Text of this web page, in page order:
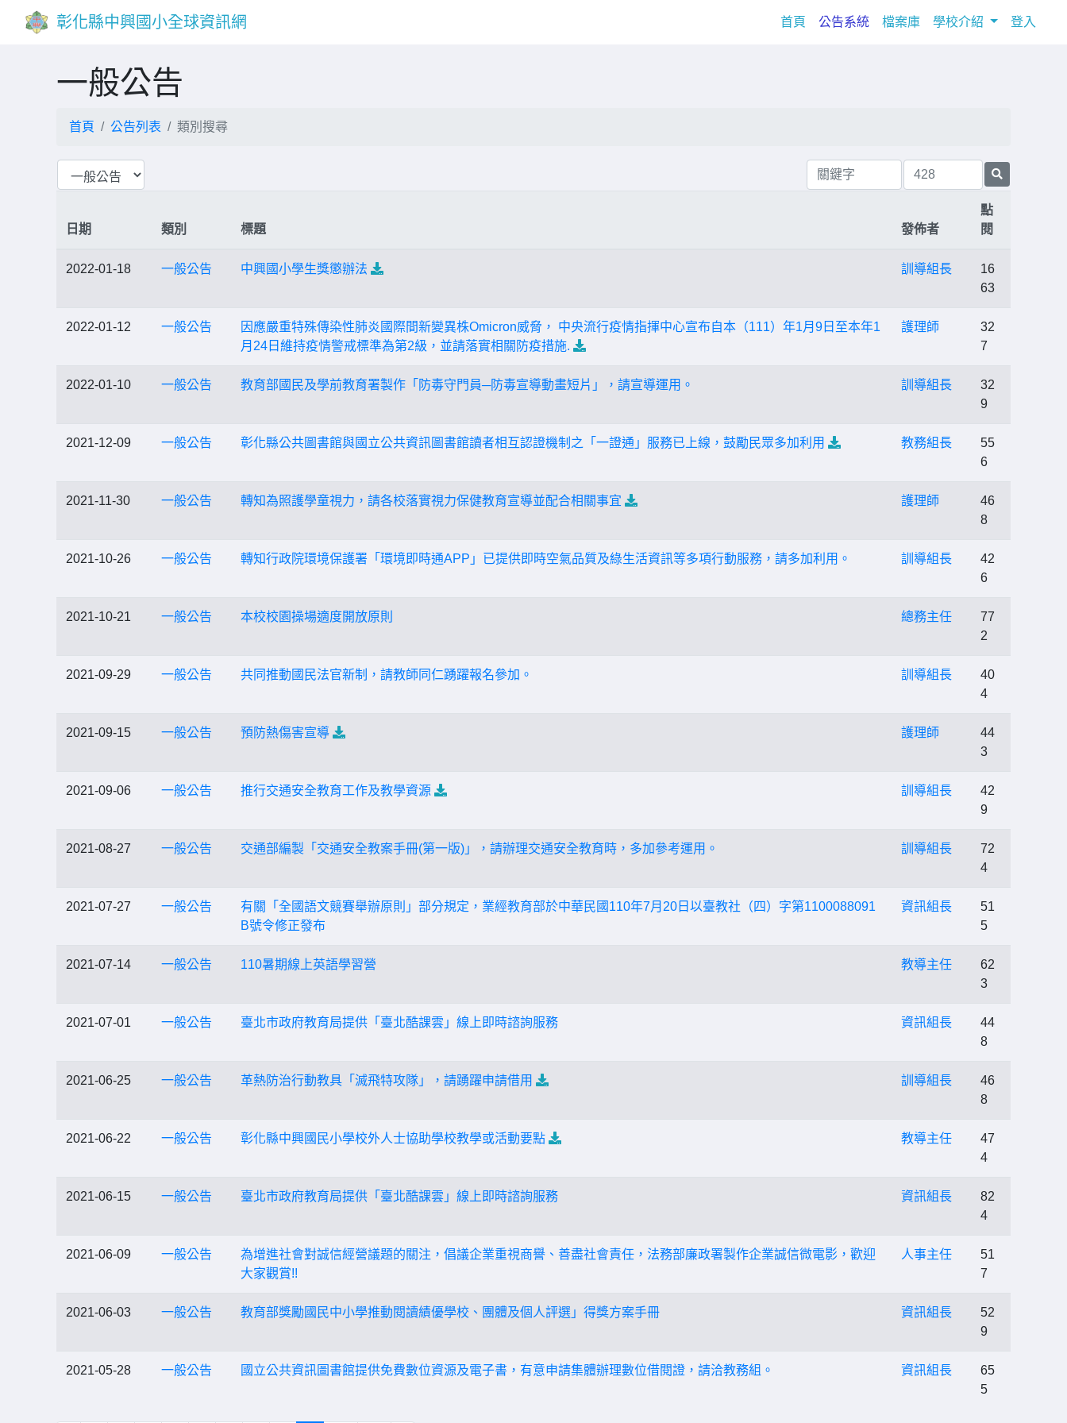
彰化縣中興國小全球資訊網 首頁 (current)
公告系統 檔案庫 學校介紹 登入
一般公告
首頁 公告列表 類別搜尋
日期 類別 標題 發佈者
點
閱
2022-01-18 一般公告 中興國小學生獎懲辦法 訓導組長
16
63
2022-01-12 一般公告
因應嚴重特殊傳染性肺炎國際間新變異株Omicron威脅， 中央流行疫情指揮中心宣布自本（111）年1月9日至本年1
月24日維持疫情警戒標準為第2級，並請落實相關防疫措施.
護理師
32
7
2022-01-10 一般公告 教育部國民及學前教育署製作「防毒守門員─防毒宣導動畫短片」，請宣導運用。 訓導組長
32
9
2021-12-09 一般公告 彰化縣公共圖書館與國立公共資訊圖書館讀者相互認證機制之「一證通」服務已上線，鼓勵民眾多加利用 教務組長
55
6
2021-11-30 一般公告 轉知為照護學童視力，請各校落實視力保健教育宣導並配合相關事宜 護理師
46
8
2021-10-26 一般公告 轉知行政院環境保護署「環境即時通APP」已提供即時空氣品質及綠生活資訊等多項行動服務，請多加利用。 訓導組長
42
6
2021-10-21 一般公告 本校校園操場適度開放原則 總務主任
77
2
2021-09-29 一般公告 共同推動國民法官新制，請教師同仁踴躍報名參加。 訓導組長
40
4
2021-09-15 一般公告 預防熱傷害宣導 護理師
44
3
2021-09-06 一般公告 推行交通安全教育工作及教學資源 訓導組長
42
9
2021-08-27 一般公告 交通部編製「交通安全教案手冊(第一版)」，請辦理交通安全教育時，多加參考運用。 訓導組長
72
4
2021-07-27 一般公告
有關「全國語文競賽舉辦原則」部分規定，業經教育部於中華民國110年7月20日以臺教社（四）字第1100088091
B號令修正發布
資訊組長
51
5
2021-07-14 一般公告 110暑期線上英語學習營 教導主任
62
3
2021-07-01 一般公告 臺北市政府教育局提供「臺北酷課雲」線上即時諮詢服務 資訊組長
44
8
2021-06-25 一般公告 革熱防治行動教具「滅飛特攻隊」，請踴躍申請借用 訓導組長
46
8
2021-06-22 一般公告 彰化縣中興國民小學校外人士協助學校教學或活動要點 教導主任
47
4
2021-06-15 一般公告 臺北市政府教育局提供「臺北酷課雲」線上即時諮詢服務 資訊組長
82
4
2021-06-09 一般公告
為增進社會對誠信經營議題的關注，倡議企業重視商譽、善盡社會責任，法務部廉政署製作企業誠信微電影，歡迎
大家觀賞!!
人事主任
51
7
2021-06-03 一般公告 教育部獎勵國民中小學推動閱讀績優學校、團體及個人評選」得獎方案手冊 資訊組長
52
9
2021-05-28 一般公告 國立公共資訊圖書館提供免費數位資源及電子書，有意申請集體辦理數位借閱證，請洽教務組。 資訊組長
65
5